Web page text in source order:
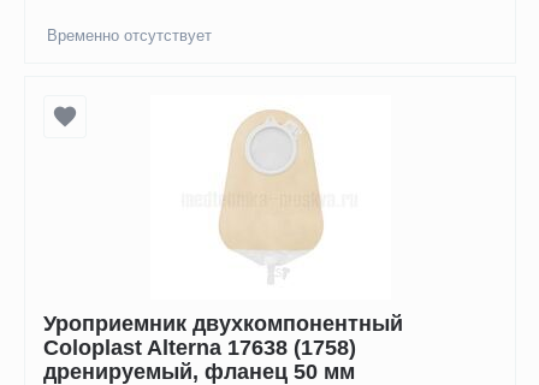
Временно отсутствует
Уроприемник двухкомпонентный
Coloplast Alterna 17638 (1758)
дренируемый, фланец 50 мм